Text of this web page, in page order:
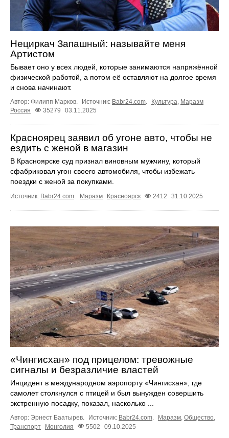
Нециркач Запашный: называйте меня
Артистом
Бывает оно у всех людей, которые занимаются напряжённой
физической работой, а потом её оставляют на долгое время
и снова начинают.
Автор: Филипп Марков. Источник: Babr24.com Культура Маразм
Россия
35279 03.11.2025
Красноярец заявил об угоне авто, чтобы не
ездить с женой в магазин
В Красноярске суд признал виновным мужчину, который
сфабриковал угон своего автомобиля, чтобы избежать
поездки с женой за покупками.
Источник: Babr24.com Маразм Красноярск 2412 31.10.2025
«Чингисхан» под прицелом: тревожные
сигналы и безразличие властей
Инцидент в международном аэропорту «Чингисхан», где
самолет столкнулся с птицей и был вынужден совершить
экстренную посадку, показал, насколько ...
Автор: Эрнест Баатырев. Источник: Babr24.com. Маразм, Общество,
Транспорт
Монголия 5502 09.10.2025